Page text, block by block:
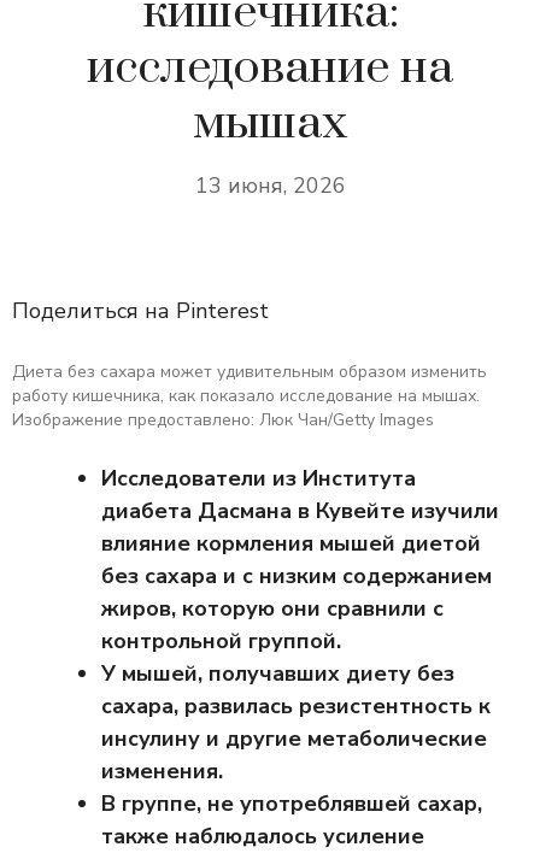
кишечника:
исследование на
мышах
13 июня, 2026
Поделиться на Pinterest
Диета без сахара может удивительным образом изменить
работу кишечника, как показало исследование на мышах.
Изображение предоставлено: Люк Чан/Getty Images
Исследователи из Института
диабета Дасмана в Кувейте изучили
влияние кормления мышей диетой
без сахара и с низким содержанием
жиров, которую они сравнили с
контрольной группой.
У мышей, получавших диету без
сахара, развилась резистентность к
инсулину и другие метаболические
изменения.
В группе, не употреблявшей сахар,
также наблюдалось усиление